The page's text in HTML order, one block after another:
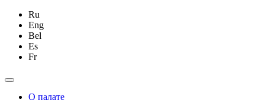
Ru
Eng
Bel
Es
Fr
О палате